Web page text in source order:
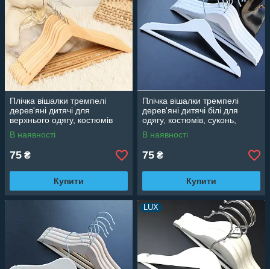
Плічка вішалки тремпелі
дерев'яні дитячі для
верхнього одягу, костюмів
лаковані, 32 см LUX
В наявності
75 ₴
Купити
Плічка вішалки тремпелі
дерев'яні дитячі білі для
одягу, костюмів, суконь,
светрів, 32 см
В наявності
75 ₴
Купити
LUX